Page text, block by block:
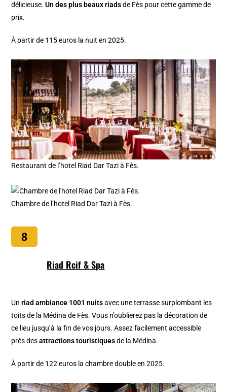
délicieuse.Un des plus beaux riadsde Fès pour cette gamme de
prix.
À partir de 115 euros la nuit en 2025.
Restaurant de l’hotel Riad Dar Tazi à Fès.
Chambre de l’hotel Riad Dar Tazi à Fès.
Riad Rcif & Spa
Un riad ambiance 1001 nuitsavec une terrasse surplombant les
toits de la Médina de Fès. Vous n’oublierez pas la décoration de
ce lieu jusqu’à la fin de vos jours. Assez facilement accessible
près desattractions touristiquesde la Médina.
À partir de 122 euros la chambre double en 2025.